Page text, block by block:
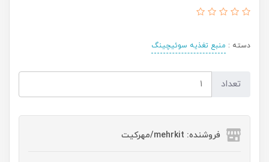
دسته : منبع تغذیه سوئیچینگ
تعداد
فروشنده: mehrkit/مهرکیت